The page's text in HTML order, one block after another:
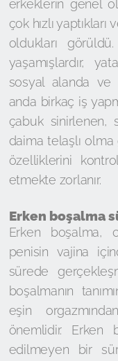
erkeklerin genel
çok hızlı
oldukları
yaşamışlardır,
sosyal alanda ve
anda birkaç iş
çabuk sinirlenen,
daima telaşlı olma
özelliklerini
etmekte zorlanır.
Erken boşalma
Erken boşalma,
penisin vajina
sürede
boşalmanın
eşin
önemlidir. Erken
edilmeyen bir